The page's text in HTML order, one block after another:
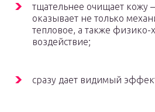
тщательнее очищает кожу
оказывает не только
тепловое, а также физико-
воздействие;
сразу дает видимый